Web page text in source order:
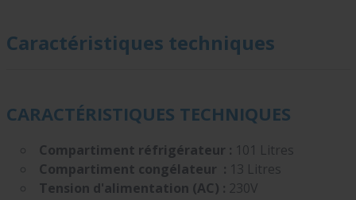
Caractéristiques techniques
CARACTÉRISTIQUES TECHNIQUES
Compartiment réfrigérateur : 101 Litres
Compartiment congélateur : 13 Litres
Tension d'alimentation (AC) : 230V